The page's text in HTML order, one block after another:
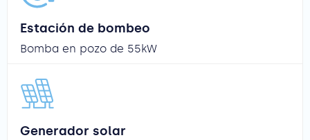
Estación de bombeo
Bomba en pozo de 55kW
Generador solar